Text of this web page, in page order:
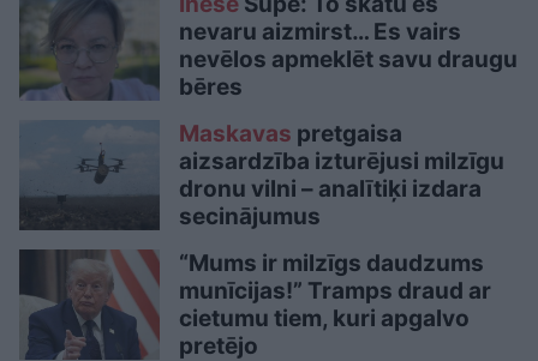
nevaru aizmirst… Es vairs
nevēlos apmeklēt savu draugu
bēres
Maskavas pretgaisa
aizsardzība izturējusi milzīgu
dronu vilni – analītiķi izdara
secinājumus
“Mums ir milzīgs daudzums
munīcijas!” Tramps draud ar
cietumu tiem, kuri apgalvo
pretējo